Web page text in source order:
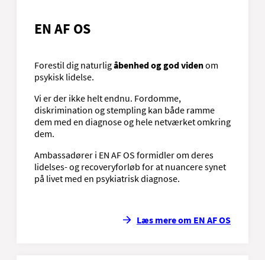
EN AF OS
Forestil dig naturligåbenhed og god videnom
psykisk lidelse.
Vi er der ikke helt endnu. Fordomme,
diskrimination og stempling kan både ramme
dem med en diagnose og hele netværket omkring
dem.
Ambassadører i EN AF OS formidler om deres
lidelses- og recoveryforløb for at nuancere synet
på livet med en psykiatrisk diagnose.
Læs mere om EN AF OS